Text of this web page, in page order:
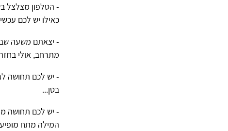
- הטלפון מצלצל
כאילו יש לכם
- יצאתם משעה
מתרחב, אולי
- יש לכם תחושה
בטן...
- יש לכם תחושה
המילה מתח